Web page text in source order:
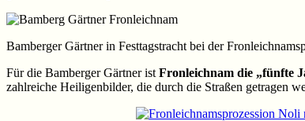
Bamberger Gärtner in Festtagstracht bei der
Für die Bamberger Gärtner ist Fronleichnam die „fünfte
zahlreiche Heiligenbilder, die durch die Straßen getragen